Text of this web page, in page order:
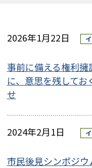
2026年1月22日
事前に備える権利
に、意思を残して
せ
2024年2月1日
市民後見シンポジ